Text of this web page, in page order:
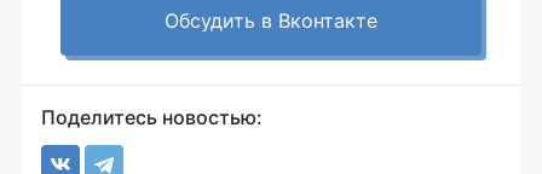
Обсудить в Вконтакте
Поделитесь новостью: